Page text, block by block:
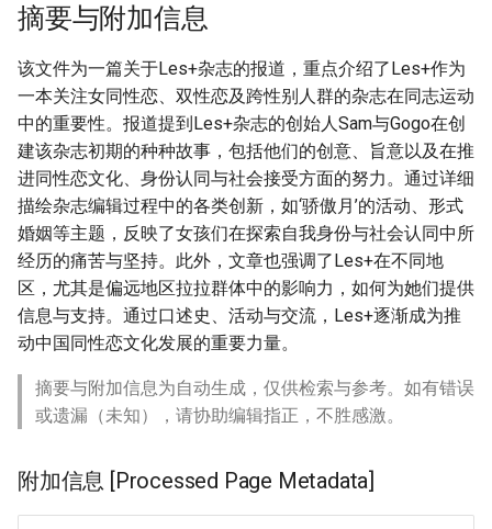
摘要与附加信息
该文件为一篇关于Les+杂志的报道，重点介绍了Les+作为
一本关注女同性恋、双性恋及跨性别人群的杂志在同志运动
中的重要性。报道提到Les+杂志的创始人Sam与Gogo在创
建该杂志初期的种种故事，包括他们的创意、旨意以及在推
进同性恋文化、身份认同与社会接受方面的努力。通过详细
描绘杂志编辑过程中的各类创新，如‘骄傲月’的活动、形式
婚姻等主题，反映了女孩们在探索自我身份与社会认同中所
经历的痛苦与坚持。此外，文章也强调了Les+在不同地
区，尤其是偏远地区拉拉群体中的影响力，如何为她们提供
信息与支持。通过口述史、活动与交流，Les+逐渐成为推
动中国同性恋文化发展的重要力量。
摘要与附加信息为自动生成，仅供检索与参考。如有错误
或遗漏（未知），请协助编辑指正，不胜感激。
附加信息 [Processed Page Metadata]